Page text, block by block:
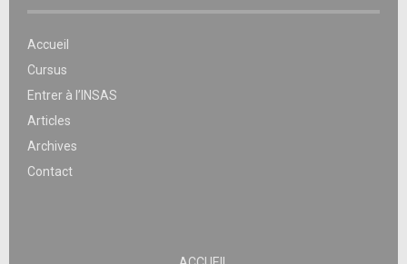
Accueil
Cursus
Entrer à l’INSAS
Articles
Archives
Contact